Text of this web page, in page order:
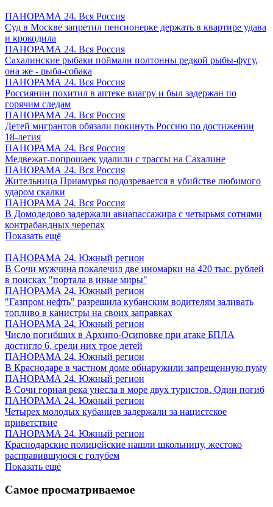
ПАНОРАМА 24. Вся Россия
Суд в Москве запретил пенсионерке держать в квартире удава
и крокодила
ПАНОРАМА 24. Вся Россия
Сахалинские рыбаки поймали полтонны редкой рыбы-фугу,
она же - рыба-собака
ПАНОРАМА 24. Вся Россия
Россиянин похитил в аптеке виагру и был задержан по
горячим следам
ПАНОРАМА 24. Вся Россия
Детей мигрантов обязали покинуть Россию по достижении
18-летия
ПАНОРАМА 24. Вся Россия
Медвежат-попрошаек удалили с трассы на Сахалине
ПАНОРАМА 24. Вся Россия
Жительница Приамурья подозревается в убийстве любимого
ударом скалки
ПАНОРАМА 24. Вся Россия
В Домодедово задержали авиапассажира с четырьмя сотнями
контрабандных черепах
Показать ещё
ПАНОРАМА 24. Южный регион
В Сочи мужчина покалечил две иномарки на 420 тыс. рублей
в поисках "портала в иные миры"
ПАНОРАМА 24. Южный регион
"Газпром нефть" разрешила кубанским водителям заливать
топливо в канистры на своих заправках
ПАНОРАМА 24. Южный регион
Число погибших в Архипо-Осиповке при атаке БПЛА
достигло 6, среди них трое детей
ПАНОРАМА 24. Южный регион
В Краснодаре в частном доме обнаружили запрещенную пуму
ПАНОРАМА 24. Южный регион
В Сочи горная река унесла в море двух туристов. Один погиб
ПАНОРАМА 24. Южный регион
Четырех молодых кубанцев задержали за нацистское
приветствие
ПАНОРАМА 24. Южный регион
Краснодарские полицейские нашли школьницу, жестоко
расправившуюся с голубем
Показать ещё
Самое просматриваемое